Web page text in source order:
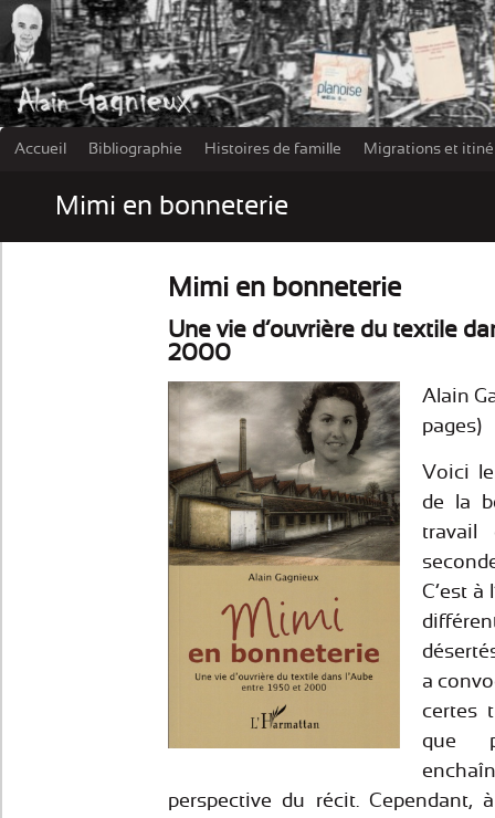
Accueil Bibliographie Histoires de famille Migrations et
Mimi en bonneterie
Mimi en bonneterie
Une vie d’ouvrière du textile
2000
Alain
pages)
Voici
de la
travail
C’est à
a
certes
que
perspective du récit. Cependant,